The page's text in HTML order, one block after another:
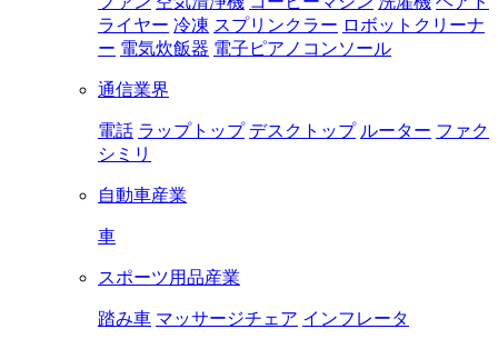
ライヤー 冷凍 スプリンクラー ロボットクリーナ
ー 電気炊飯器 電子ピアノコンソール
通信業界
電話 ラップトップ デスクトップ ルーター ファク
シミリ
自動車産業
車
スポーツ用品産業
踏み車 マッサージチェア インフレータ